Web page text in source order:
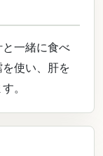
一緒に食べ
使い、肝を
。